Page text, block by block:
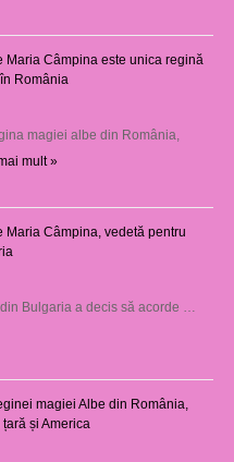
Maria Câmpina este unica regină
România
magiei albe din România,
mult »
Maria Câmpina, vedetă pentru
Bulgaria a decis să acorde …
magiei Albe din România,
și America